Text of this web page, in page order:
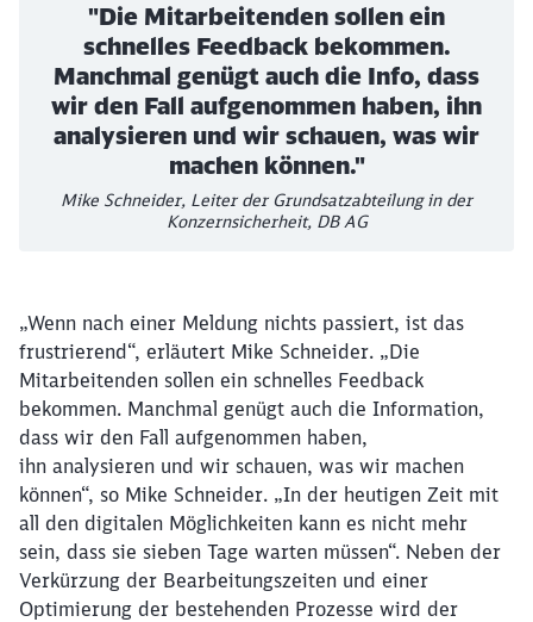
"Die Mitarbeitenden sollen ein
schnelles Feedback bekommen.
Manchmal genügt auch die Info, dass
wir den Fall aufgenommen haben, ihn
analysieren und wir schauen, was wir
machen können."
Mike Schneider, Leiter der Grundsatzabteilung in der
Konzernsicherheit, DB AG
„Wenn nach einer Meldung nichts passiert, ist das
frustrierend“, erläutert Mike Schneider. „Die
Mitarbeitenden sollen ein schnelles Feedback
bekommen. Manchmal genügt auch die Information,
dass wir den Fall aufgenommen haben,
ihn analysieren und wir schauen, was wir machen
können“, so Mike Schneider. „In der heutigen Zeit mit
all den digitalen Möglichkeiten kann es nicht mehr
sein, dass sie sieben Tage warten müssen“. Neben der
Verkürzung der Bearbeitungszeiten und einer
Optimierung der bestehenden Prozesse wird der